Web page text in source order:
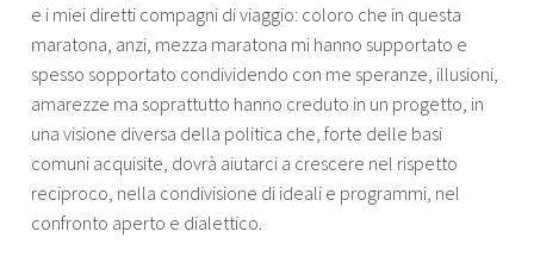
e i miei diretti compagni di viaggio: coloro che in questa
maratona, anzi, mezza maratona mi hanno supportato e
spesso sopportato condividendo con me speranze, illusioni,
amarezze ma soprattutto hanno creduto in un progetto, in
una visione diversa della politica che, forte delle basi
comuni acquisite, dovrà aiutarci a crescere nel rispetto
reciproco, nella condivisione di ideali e programmi, nel
confronto aperto e dialettico.